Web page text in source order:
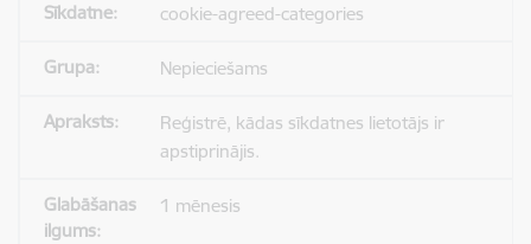
cookie-agreed-categories
Nepieciešams
Reģistrē, kādas sīkdatnes lietotājs ir
apstiprinājis.
1 mēnesis